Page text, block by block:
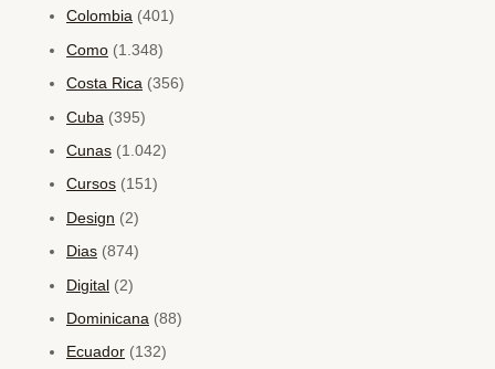
Colombia (401)
Como (1.348)
Costa Rica (356)
Cuba (395)
Cunas (1.042)
Cursos (151)
Design (2)
Dias (874)
Digital (2)
Dominicana (88)
Ecuador (132)